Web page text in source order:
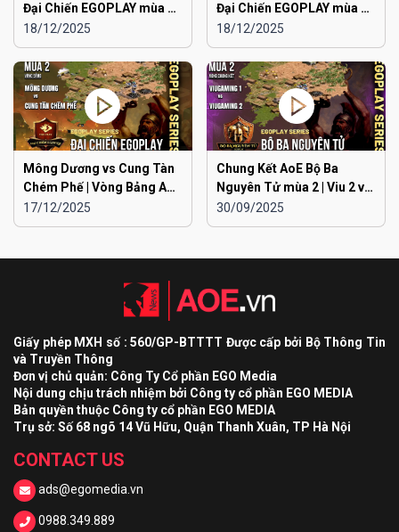
Đại Chiến EGOPLAY mùa 2 |
Liên Quân Hà Nội vs Hà
Đông
18/12/2025
Đại Chiến EGOPLAY mùa 2 |
Liên Quân Hà Nội vs Hải
Dương
18/12/2025
Mông Dương vs Cung Tàn
Chém Phế | Vòng Bảng AoE
Toàn Quốc Đại Chiến
EGOPLAY mùa 2
17/12/2025
Chung Kết AoE Bộ Ba
Nguyên Tử mùa 2 | Viu 2 vs
Viu 1
30/09/2025
Giấy phép MXH số : 560/GP-BTTTT Được cấp bởi Bộ Thông Tin
và Truyền Thông
Đơn vị chủ quản: Công Ty Cổ phần EGO Media
Nội dung chịu trách nhiệm bởi Công ty cổ phần EGO MEDIA
Bản quyền thuộc Công ty cổ phần EGO MEDIA
Trụ sở: Số 68 ngõ 14 Vũ Hữu, Quận Thanh Xuân, TP Hà Nội
CONTACT US
ads@egomedia.vn
0988.349.889